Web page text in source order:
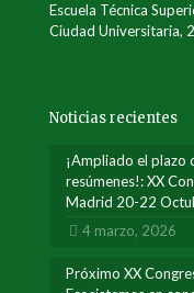
Escuela Técnica
Ciudad Universitaria,
Noticias recientes
¡Ampliado el plazo
resúmenes!: XX
Madrid 20-22
4 marzo, 2026
Próximo XX